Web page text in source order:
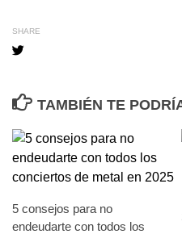
SHARE
TAMBIÉN TE
5 consejos para no
endeudarte con todos los